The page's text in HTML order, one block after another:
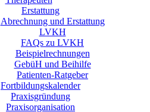
Erstattung
Abrechnung und Erstattung
LVKH
FAQs zu LVKH
Beispielrechnungen
GebüH und Beihilfe
Patienten-Ratgeber
Fortbildungskalender
Praxisgründung
Praxisorganisation